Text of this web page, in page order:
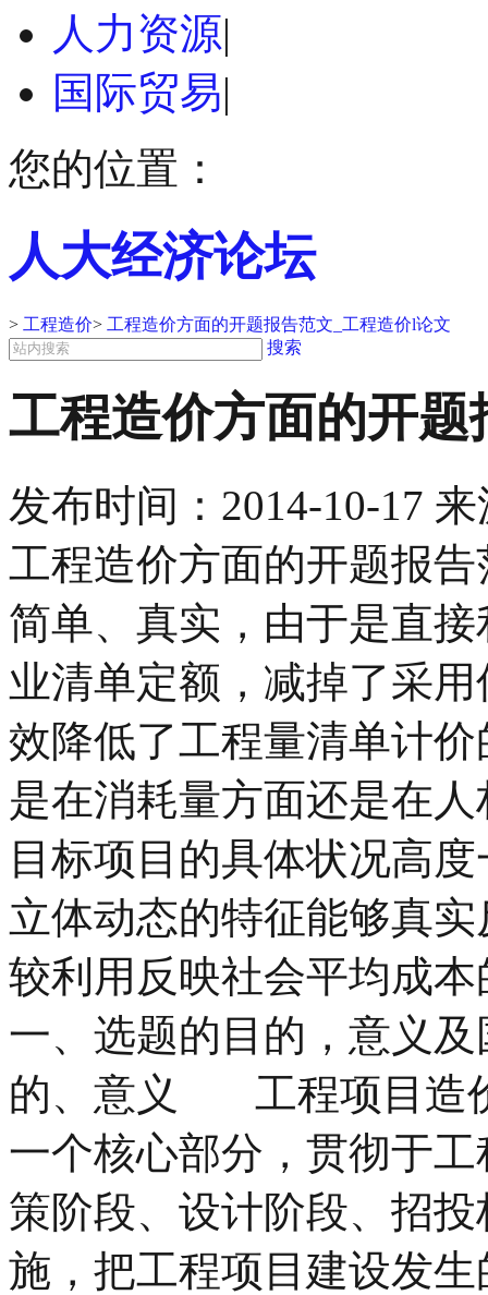
人力资源|
国际贸易|
您的位置：
人大经济论坛
> 工程造价> 工程造价方面的开题报告范文_工程造价l论文
搜索
工程造价方面的开
发布时间： 2014-10-17 来
工程造价方面的开题报
简单、真实，由于是直
业清单定额，减掉了采
效降低了工程量清单计
是在消耗量方面还是在
目标项目的具体状况高
立体动态的特征能够真
较利用反映社会平均成
一、选题的目的，意义
的、意义 工程项目造
一个核心部分，贯彻于
策阶段、设计阶段、招
施，把工程项目建设发